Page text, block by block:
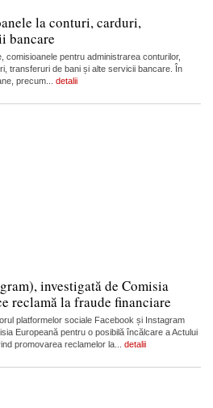
la conturi, carduri,
bancare
comisioanele pentru administrarea conturilor,
transferuri de bani și alte servicii bancare. În
precum... detalii
investigată de Comisia
reclamă la fraude financiare
platformelor sociale Facebook și Instagram
Europeană pentru o posibilă încălcare a Actului
promovarea reclamelor la... detalii